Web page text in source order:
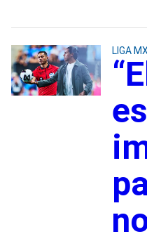
LIGA MX
es